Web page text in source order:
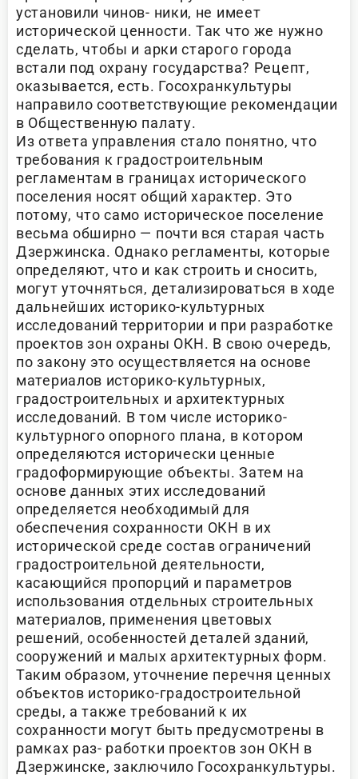
установили чинов- ники, не имеет
исторической ценности. Так что же нужно
сделать, чтобы и арки старого города
встали под охрану государства? Рецепт,
оказывается, есть. Госохранкультуры
направило соответствующие рекомендации
в Общественную палату.
Из ответа управления стало понятно, что
требования к градостроительным
регламентам в границах исторического
поселения носят общий характер. Это
потому, что само историческое поселение
весьма обширно — почти вся старая часть
Дзержинска. Однако регламенты, которые
определяют, что и как строить и сносить,
могут уточняться, детализироваться в ходе
дальнейших историко-культурных
исследований территории и при разработке
проектов зон охраны ОКН. В свою очередь,
по закону это осуществляется на основе
материалов историко-культурных,
градостроительных и архитектурных
исследований. В том числе историко-
культурного опорного плана, в котором
определяются исторически ценные
градоформирующие объекты. Затем на
основе данных этих исследований
определяется необходимый для
обеспечения сохранности ОКН в их
исторической среде состав ограничений
градостроительной деятельности,
касающийся пропорций и параметров
использования отдельных строительных
материалов, применения цветовых
решений, особенностей деталей зданий,
сооружений и малых архитектурных форм.
Таким образом, уточнение перечня ценных
объектов историко-градостроительной
среды, а также требований к их
сохранности могут быть предусмотрены в
рамках раз- работки проектов зон ОКН в
Дзержинске, заключило Госохранкультуры.